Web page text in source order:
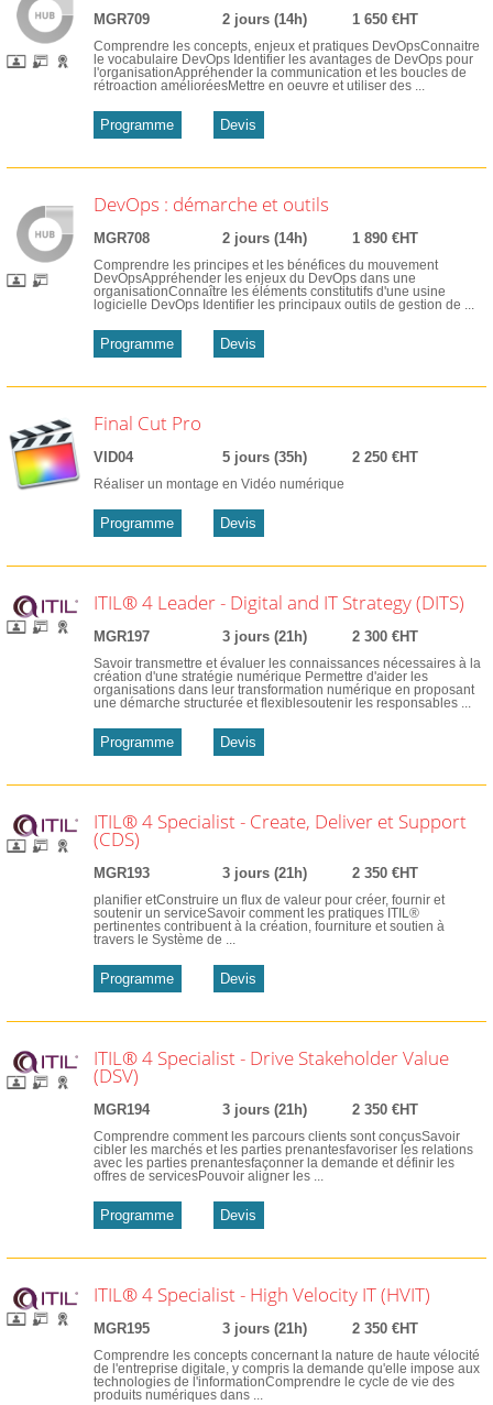
MGR709 2 jours (14h) 1 650 €HT
Comprendre les concepts, enjeux et pratiques DevOpsConnaitre
le vocabulaire DevOps Identifier les avantages de DevOps pour
l'organisationAppréhender la communication et les boucles de
rétroaction amélioréesMettre en oeuvre et utiliser des ...
Programme Devis
DevOps : démarche et outils
MGR708 2 jours (14h) 1 890 €HT
Comprendre les principes et les bénéfices du mouvement
DevOpsAppréhender les enjeux du DevOps dans une
organisationConnaître les éléments constitutifs d'une usine
logicielle DevOps Identifier les principaux outils de gestion de ...
Programme Devis
Final Cut Pro
VID04 5 jours (35h) 2 250 €HT
Réaliser un montage en Vidéo numérique
Programme Devis
ITIL® 4 Leader - Digital and IT Strategy (DITS)
MGR197 3 jours (21h) 2 300 €HT
Savoir transmettre et évaluer les connaissances nécessaires à la
création d'une stratégie numérique Permettre d'aider les
organisations dans leur transformation numérique en proposant
une démarche structurée et flexiblesoutenir les responsables ...
Programme Devis
ITIL® 4 Specialist - Create, Deliver et Support
(CDS)
MGR193 3 jours (21h) 2 350 €HT
planifier etConstruire un flux de valeur pour créer, fournir et
soutenir un serviceSavoir comment les pratiques ITIL®
pertinentes contribuent à la création, fourniture et soutien à
travers le Système de ...
Programme Devis
ITIL® 4 Specialist - Drive Stakeholder Value
(DSV)
MGR194 3 jours (21h) 2 350 €HT
Comprendre comment les parcours clients sont conçusSavoir
cibler les marchés et les parties prenantesfavoriser les relations
avec les parties prenantesfaçonner la demande et définir les
offres de servicesPouvoir aligner les ...
Programme Devis
ITIL® 4 Specialist - High Velocity IT (HVIT)
MGR195 3 jours (21h) 2 350 €HT
Comprendre les concepts concernant la nature de haute vélocité
de l'entreprise digitale, y compris la demande qu'elle impose aux
technologies de l'informationComprendre le cycle de vie des
produits numériques dans ...